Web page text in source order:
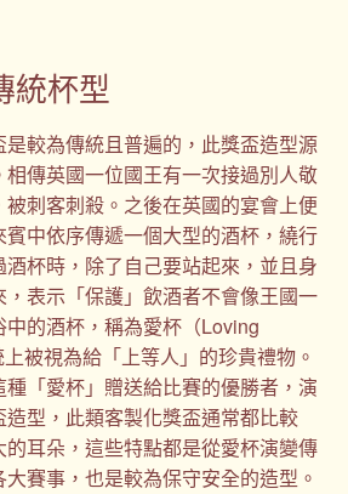
統杯型
較為傳統且普遍的，此獎盃造型源
傳英國一位國王有一次接過別人敬
刺客刺殺。之後在英國的宴會上便
中依序傳遞一個大型的酒杯，繞行
杯時，除了自己要站起來，並且身
表示「保護」飲酒者不會像王國一
的酒杯，稱為愛杯（Loving
被視為給「上等人」的珍貴禮物。
「愛杯」贈送給比賽的優勝者，演
型，此類客製化獎盃通常都比較
耳朵，這些特點都是從愛杯演變傳
賽事，也是較為保守安全的造型。